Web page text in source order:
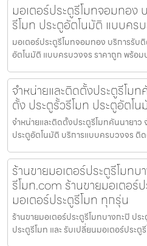
มอเตอร์ประตูรีโมทจอมทอง
รีโมท ประตูอัตโนมัติ แบบคร
มอเตอร์ประตูรีโมทจอมทอง บริการรับ
อัตโนมัติ แบบครบวงจร ราคาถูก พร้อม
จำหน่ายและติดตั้งประตูรีโม
ตั้ง ประตูรั้วรีโมท ประตูอัตโ
จำหน่ายและติดตั้งประตูรีโมทคันนายาว
ประตูอัตโนมัติ บริการแบบครบวงจร
ร้านขายมอเตอร์ประตูรีโมทบ
รีโมท.com ร้านขายมอเตอร์
มอเตอร์ประตูรีโมท ทุกรุ่น
ร้านขายมอเตอร์ประตูรีโมทบางกะปิ ปร
ประตูรีโมท และ รับเปลี่ยนมอเตอร์ประ